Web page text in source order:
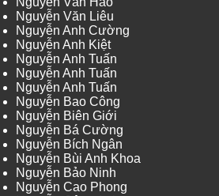
Nguyễn Văn Liêu
Nguyễn Anh Cường
Nguyễn Anh Kiệt
Nguyễn Anh Tuấn
Nguyễn Anh Tuấn
Nguyễn Anh Tuấn
Nguyễn Bao Công
Nguyễn Biên Giới
Nguyễn Bá Cường
Nguyễn Bích Ngân
Nguyễn Bùi Anh Khoa
Nguyễn Bảo Ninh
Nguyễn Cao Phong